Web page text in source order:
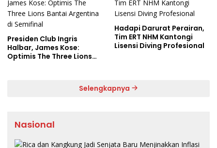
Presiden Club Ingris
Halbar, James Kose:
Optimis The Three Lions
Hadapi Darurat Perairan,
Tim ERT NHM Kantongi
Lisensi Diving Profesional
Selengkapnya
Nasional